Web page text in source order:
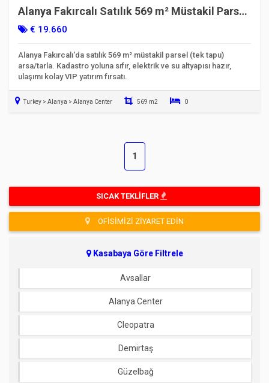
Alanya Fakırcalı Satılık 569 m² Müstakil Parsel
Arazi | Yolla Sıfır
€ 19.660
Alanya Fakırcalı'da satılık 569 m² müstakil parsel (tek tapu)
arsa/tarla. Kadastro yoluna sıfır, elektrik ve su altyapısı hazır,
ulaşımı kolay VIP yatırım fırsatı.
Turkey > Alanya > Alanya Center 569 m2 0
1
SICAK TEKLIFLER
OFISIMIZI ZIYARET EDIN
Kasabaya Göre Filtrele
Avsallar
Alanya Center
Cleopatra
Demirtaş
Güzelbağ